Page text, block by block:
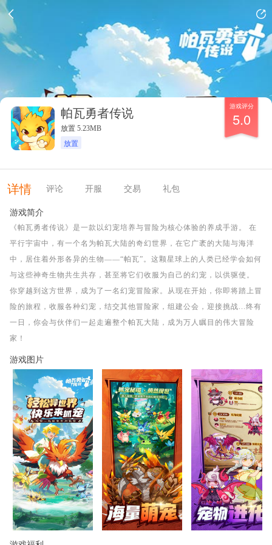
帕瓦勇者传说
放置 5.23MB
放置
游戏评分
5.0
详情 评论 开服 交易 礼包
游戏简介
《帕瓦勇者传说》是一款以幻宠培养与冒险为核心体验的养成手游。 在
平行宇宙中，有一个名为帕瓦大陆的奇幻世界，在它广袤的大陆与海洋
中，居住着外形各异的生物——“帕瓦”。这颗星球上的人类已经学会如何
与这些神奇生物共生共存，甚至将它们收服为自己的幻宠，以供驱使。
你穿越到这方世界，成为了一名幻宠冒险家。从现在开始，你即将踏上冒
险的旅程，收服各种幻宠，结交其他冒险家，组建公会，迎接挑战...终有
一日，你会与伙伴们一起走遍整个帕瓦大陆，成为万人瞩目的伟大冒险
家！
游戏图片